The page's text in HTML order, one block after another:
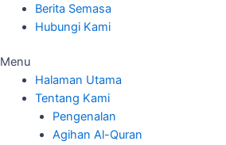
Berita Semasa
Hubungi Kami
Menu
Halaman Utama
Tentang Kami
Pengenalan
Agihan Al-Quran